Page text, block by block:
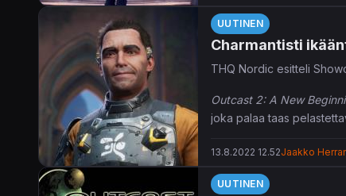
UUTINEN
Charmantisti
THQ Nordic esitteli
Outcast 2: A New
joka palaa taas
13.8.2022 12.52Jaakko
UUTINEN